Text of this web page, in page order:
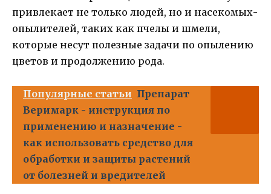
привлекает не только людей, но и насекомых-
опылителей, таких как пчелы и шмели,
которые несут полезные задачи по опылению
цветов и продолжению рода.
Популярные статьи Препарат
Веримарк - инструкция по
применению и назначение -
как использовать средство для
обработки и защиты растений
от болезней и вредителей